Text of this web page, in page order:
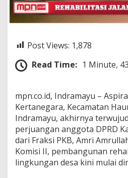
m
r
i
l
h
M
P
d
D
P
R
D
Post Views: 1,878
Read Time: 1 Minute,
‎mpn.co.id, Indramayu –
Kertanegara, Kecamatan
Indramayu, akhirnya
perjuangan anggota DPRD
dari Fraksi PKB, Amri
Komisi II, pembangunan
lingkungan desa kini mulai